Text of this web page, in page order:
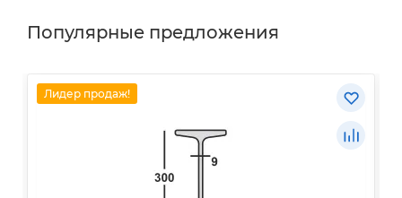
Популярные предложения
Лидер продаж!